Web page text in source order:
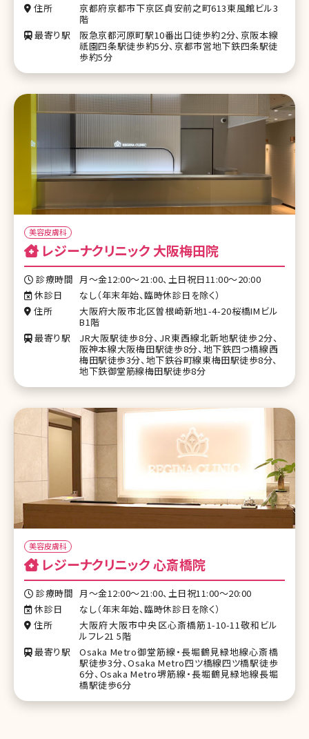
住所
京都府京都市下京区貞安前之町613東風館ビル3
階
最寄り駅
阪急京都河原町駅10番出口徒歩約2分、京阪本線
祇園四条駅徒歩約5分、京都市営地下鉄四条駅徒
歩約5分
美容皮膚科
レジーナクリニック 大阪梅田院
診療時間 月〜金12:00〜21:00、土日祝日11:00〜20:00
休診日
なし（年末年始、臨時休診日を除く）
住所
大阪府大阪市北区曽根崎新地1-4-20桜橋IMビル
B1階
最寄り駅
JR大阪駅徒歩8分、JR東西線北新地駅徒歩2分、
阪神本線大阪梅田駅徒歩8分、地下鉄四つ橋線西
梅田駅徒歩3分、地下鉄谷町線東梅田駅徒歩8分、
地下鉄御堂筋線梅田駅徒歩8分
美容皮膚科
レジーナクリニック 心斎橋院
診療時間 月〜金12:00〜21:00、土日祝11:00〜20:00
休診日
なし（年末年始、臨時休診日を除く）
住所
大阪府大阪市中央区心斎橋筋1-10-11敬和ビル
ルフレ21 5階
最寄り駅
Osaka Metro御堂筋線・長堀鶴見緑地線心斎橋
駅徒歩3分、Osaka Metro四ツ橋線四ツ橋駅徒歩
6分、Osaka Metro堺筋線・長堀鶴見緑地線長堀
橋駅徒歩6分